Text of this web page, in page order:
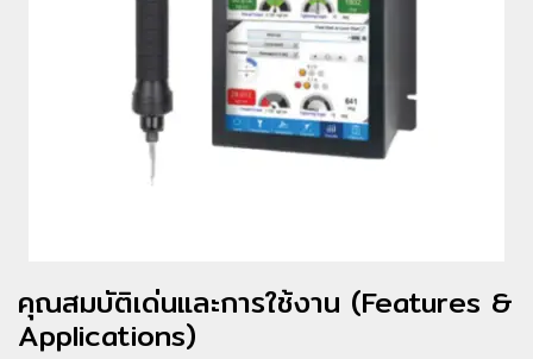
คุณสมบัติเด่นและการใช้งาน (Features &
Applications)